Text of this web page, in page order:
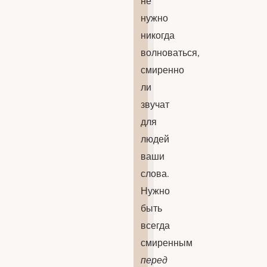
нужно
никогда
волноваться,
смиренно
ли
звучат
для
людей
ваши
слова.
Нужно
быть
всегда
смиренным
перед